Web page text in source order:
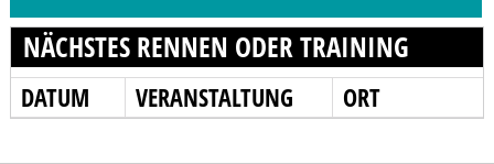
NÄCHSTES RENNEN ODER TRAINING
DATUM VERANSTALTUNG ORT